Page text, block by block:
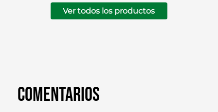
Ver todos los productos
Comentarios